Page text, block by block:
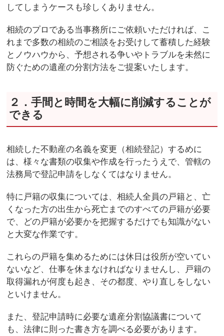
してしまうケースも珍しくありません。
相続のプロである当事務所にご依頼いただければ、こ
れまで多数の相続のご相談をお受けして蓄積した経験
とノウハウから、予想される争いやトラブルを未然に
防ぐための遺産の分割方法をご提案いたします。
２．手間と時間を大幅に削減することが
できる
相続した不動産の名義を変更（相続登記）するめに
は、様々な書類の収集や作成を行ったうえで、管轄の
法務局で登記申請をしなくてはなりません。
特に戸籍の収集については、相続人全員の戸籍と、亡
くなった方の出生から死亡までのすべての戸籍が必要
で、どの戸籍が必要かを把握するだけでも知識がない
と大変な作業です。
これらの戸籍を集めるためには休日は役所が空いてい
ないなど、仕事を休まなければなりませんし、戸籍の
取得漏れが何度も起き、その都度、やり直しをしない
といけません。
また、登記申請時に必要な遺産分割協議書について
も、法律に則った書き方を調べる必要があります。